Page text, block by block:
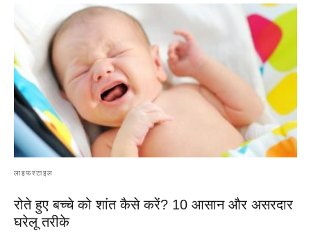
लाइफस्टाइल
रोते हुए बच्चे को शांत कैसे करें? 10 आसान और असरदार
घरेलू तरीके